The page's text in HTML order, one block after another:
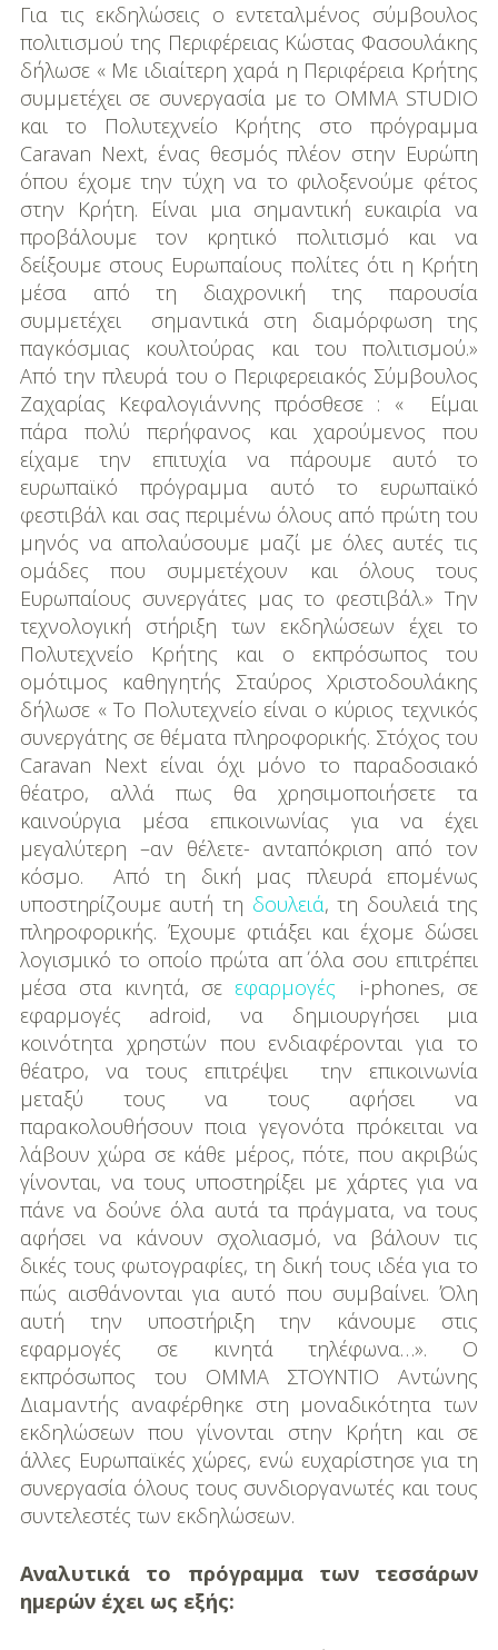
Για τις εκδηλώσεις ο εντεταλμένος σύμβουλος
πολιτισμού της Περιφέρειας Κώστας Φασουλάκης
δήλωσε « Με ιδιαίτερη χαρά η Περιφέρεια Κρήτης
συμμετέχει σε συνεργασία με το ΟΜΜΑ STUDIO
και το Πολυτεχνείο Κρήτης στο πρόγραμμα
Caravan Next, ένας θεσμός πλέον στην Ευρώπη
όπου έχομε την τύχη να το φιλοξενούμε φέτος
στην Κρήτη. Είναι μια σημαντική ευκαιρία να
προβάλουμε τον κρητικό πολιτισμό και να
δείξουμε στους Ευρωπαίους πολίτες ότι η Κρήτη
μέσα από τη διαχρονική της παρουσία
συμμετέχει σημαντικά στη διαμόρφωση της
παγκόσμιας κουλτούρας και του πολιτισμού.»
Από την πλευρά του ο Περιφερειακός Σύμβουλος
Ζαχαρίας Κεφαλογιάννης πρόσθεσε : « Είμαι
πάρα πολύ περήφανος και χαρούμενος που
είχαμε την επιτυχία να πάρουμε αυτό το
ευρωπαϊκό πρόγραμμα αυτό το ευρωπαϊκό
φεστιβάλ και σας περιμένω όλους από πρώτη του
μηνός να απολαύσουμε μαζί με όλες αυτές τις
ομάδες που συμμετέχουν και όλους τους
Ευρωπαίους συνεργάτες μας το φεστιβάλ.» Την
τεχνολογική στήριξη των εκδηλώσεων έχει το
Πολυτεχνείο Κρήτης και ο εκπρόσωπος του
ομότιμος καθηγητής Σταύρος Χριστοδουλάκης
δήλωσε « Το Πολυτεχνείο είναι ο κύριος τεχνικός
συνεργάτης σε θέματα πληροφορικής. Στόχος του
Caravan Next είναι όχι μόνο το παραδοσιακό
θέατρο, αλλά πως θα χρησιμοποιήσετε τα
καινούργια μέσα επικοινωνίας για να έχει
μεγαλύτερη –αν θέλετε- ανταπόκριση από τον
κόσμο. Από τη δική μας πλευρά επομένως
υποστηρίζουμε αυτή τη δουλειά, τη δουλειά της
πληροφορικής. Έχουμε φτιάξει και έχομε δώσει
λογισμικό το οποίο πρώτα απ΄ όλα σου επιτρέπει
μέσα στα κινητά, σε εφαρμογές i-phones, σε
εφαρμογές adroid, να δημιουργήσει μια
κοινότητα χρηστών που ενδιαφέρονται για το
θέατρο, να τους επιτρέψει την επικοινωνία
μεταξύ τους να τους αφήσει να
παρακολουθήσουν ποια γεγονότα πρόκειται να
λάβουν χώρα σε κάθε μέρος, πότε, που ακριβώς
γίνονται, να τους υποστηρίξει με χάρτες για να
πάνε να δούνε όλα αυτά τα πράγματα, να τους
αφήσει να κάνουν σχολιασμό, να βάλουν τις
δικές τους φωτογραφίες, τη δική τους ιδέα για το
πώς αισθάνονται για αυτό που συμβαίνει. Όλη
αυτή την υποστήριξη την κάνουμε στις
εφαρμογές σε κινητά τηλέφωνα…». Ο
εκπρόσωπος του ΟΜΜΑ ΣΤΟΥΝΤΙΟ Αντώνης
Διαμαντής αναφέρθηκε στη μοναδικότητα των
εκδηλώσεων που γίνονται στην Κρήτη και σε
άλλες Ευρωπαϊκές χώρες, ενώ ευχαρίστησε για τη
συνεργασία όλους τους συνδιοργανωτές και τους
συντελεστές των εκδηλώσεων.
Αναλυτικά το πρόγραμμα των τεσσάρων
ημερών έχει ως εξής: